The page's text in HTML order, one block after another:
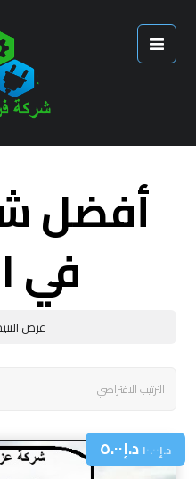
أفضل
في
عرض
د.إ١٠.٠٠د.إ٥.٠٠